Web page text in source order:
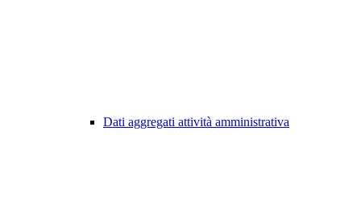
Dati aggregati attività amministrativa